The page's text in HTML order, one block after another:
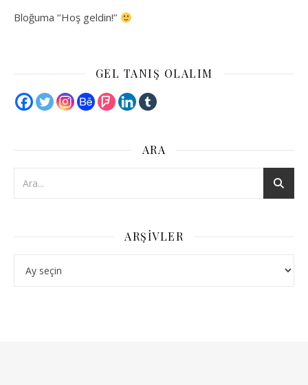
Bloğuma ‘’Hoş geldin!’’
GEL TANIŞ OLALIM
ARA
ARŞIVLER